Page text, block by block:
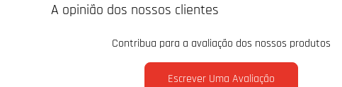
A opinião dos nossos clientes
Contribua para a avaliação dos nossos produtos
Escrever Uma Avaliação